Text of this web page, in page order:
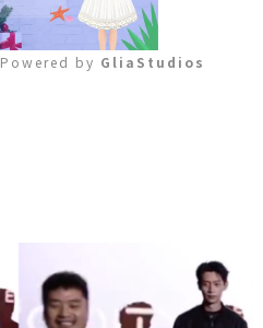
Powered by GliaStudios